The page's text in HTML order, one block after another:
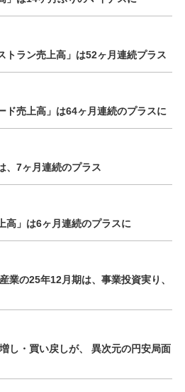
トラン売上高」は52ヶ月連続プラス
ド売上高」は64ヶ月連続のプラスに
、7ヶ月連続のプラス
高」は6ヶ月連続のプラスに
の25年12月期は、事業投資実り、
し・買い戻しが、 異次元の円安局面